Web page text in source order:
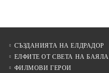
СЪЗДАНИЯТА НА ЕЛДРАДОР
ЕЛФИТЕ ОТ СВЕТА НА БАЯЛА
ФИЛМОВИ ГЕРОИ